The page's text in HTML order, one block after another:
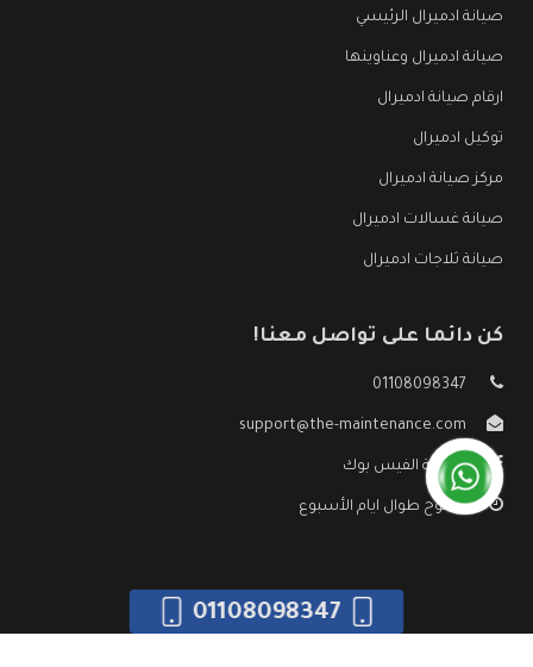
صيانة ادميرال الرئيسي
صيانة ادميرال وعناوينها
ارقام صيانة ادميرال
توكيل ادميرال
مركز صيانة ادميرال
صيانة غسالات ادميرال
صيانة ثلاجات ادميرال
كن دائما على تواصل معنا!
01108098347
support@the-maintenance.com
صفحة الفيس بوك
مفتوح طوال ايام الأسبوع
01108098347